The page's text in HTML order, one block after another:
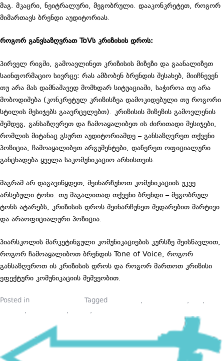
მაგ. მკაცრი, ნეიტრალური, მეგობრული. დააკონკრეტეთ, როგორ
მიმართავს ბრენდი აუდიტორიას.
როგორ განვსაზღვრათ ToVს კრიზისის დროს:
პირველ რიგში, გამოავლინეთ კრიზისის მიზეზი და გაანალიზეთ
საინფორმაციო სივრცე: რას ამბობენ ბრენდის შესახებ, მიიჩნევენ
თუ არა მას დამნაშავედ მომხდარ სიტუაციაში, საჭიროა თუ არა
მობოდიშება (კონკრეტულ კრიზისზეა დამოკიდებული თუ როგორი
სტილის მესიჯებს გაავრცელებთ). კრიზისის მიზეზის გამოვლენის
შემდეგ, განსაზღვრეთ და ჩამოაყალიბეთ ის ძირითადი მესიჯები,
რომლის მიტანაც გსურთ აუდიტორიამდე – განსაზღვრეთ თქვენი
პოზიცია, ჩამოაყალიბეთ არგუმენტები, დაწერეთ ოფიციალური
განცხადება ყველა საკომუნიკაციო არხისთვის.
მაგრამ არ დაგავიწყდეთ, შეინარჩუნოთ კომუნიკაციის უკვე
არსებული ტონი. თუ მაგალითად თქვენი ბრენდი – მეგობრულ
ტონს ატარებს, კრიზისის დროს შეინარჩუნეთ შედარებით მარტივი
და არაოფიციალური პოზიცია.
პიარსკოლის მარკეტინგული კომუნიკაციების კურსზე შეისწავლით,
როგორ ჩამოაყალიბოთ ბრენდის Tone of Voice, როგორ
განსაზღვროთ ის კრიზისის დროს და როგორ მართოთ კრიზისი
ეფექტური კომუნიკაციის მეშვეობით.
Posted in Tagged , ,
,
, , ,